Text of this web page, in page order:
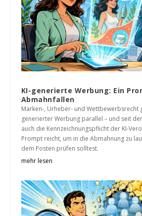
KI-generierte Werbung: Ein
Abmahnfallen
Marken-, Urheber- und Wettbewerbsrecht
generierter Werbung parallel – und seit
auch die Kennzeichnungspflicht der KI-
Prompt reicht, um in die Abmahnung zu
dem Posten prüfen solltest.
mehr lesen